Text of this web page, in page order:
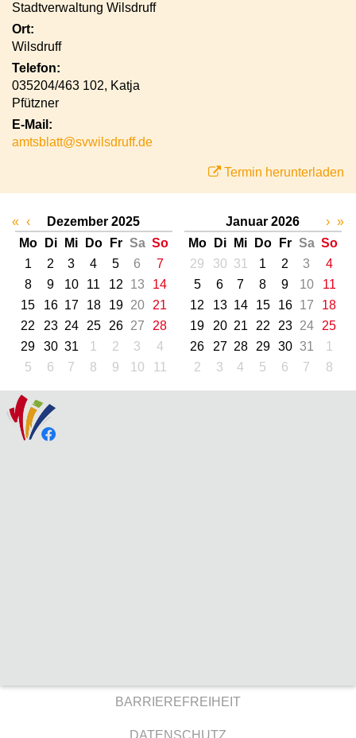
Stadtverwaltung Wilsdruff
Ort:
Wilsdruff
Telefon:
035204/463 102, Katja
Pfützner
E-Mail:
amtsblatt@svwilsdruff.de
Termin herunterladen
« ‹
Dezember 2025
Mo
Di Mi Do Fr Sa So
1
2 3 4 5 6
7
8
9 10 11 12 13
14
15
16 17 18 19 20
21
22
23 24 25 26 27
28
29
30 31 1 2 3
4
5
6 7 8 9 10 11
Januar 2026
Mo
Di Mi Do Fr Sa So
29
30 31 1 2 3
4
5
6 7 8 9 10
11
12
13 14 15 16 17
18
19
20 21 22 23 24
25
26
27 28 29 30 31
1
2
3 4 5 6 7 8
› »
BARRIEREFREIHEIT
DATENSCHUTZ